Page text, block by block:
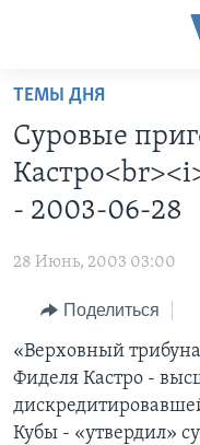
Перейти
основной
контент
Перейти
основной
Перейти
поиск
ПРОГРАММЫ
ИТОГИ
ПОЧЕМУ ЭТО
ДИСКУССИЯ VOA
ДЕТАЛИ
НЬЮ-ЙОРК NEW
ПРОЕКТЫ
НАША
А КАК В АМЕРИКЕ?
АРТЕФАКТЫ
АМЕРИКАНСКИЕ
ТЕСТЫ
ИНТЕРВЬЮ
ФАКТЫ ПРОТИВ
ЗА СВОБОДУ
УЧИМ АНГЛИЙСКИЙ
ВИДЕО
ТЕМЫ ДНЯ
Суровые
- 2003-06-28
28 Июнь, 2003 03:00
Поделиться
«Верховный
Фиделя Кастро -
Кубы - «утвердил»